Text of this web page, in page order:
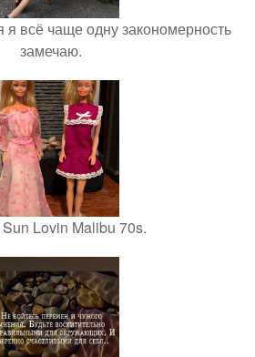
всё чаще одну закономерность
замечаю.
Lovin Malibu 70s.